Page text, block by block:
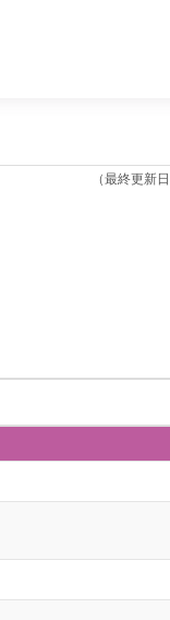
（最終更新